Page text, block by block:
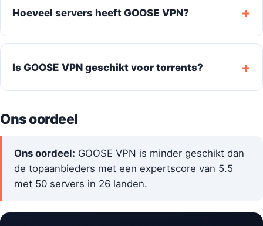
Hoeveel servers heeft GOOSE VPN?
Is GOOSE VPN geschikt voor torrents?
Ons oordeel
Ons oordeel: GOOSE VPN is minder geschikt dan
de topaanbieders met een expertscore van 5.5
met 50 servers in 26 landen.